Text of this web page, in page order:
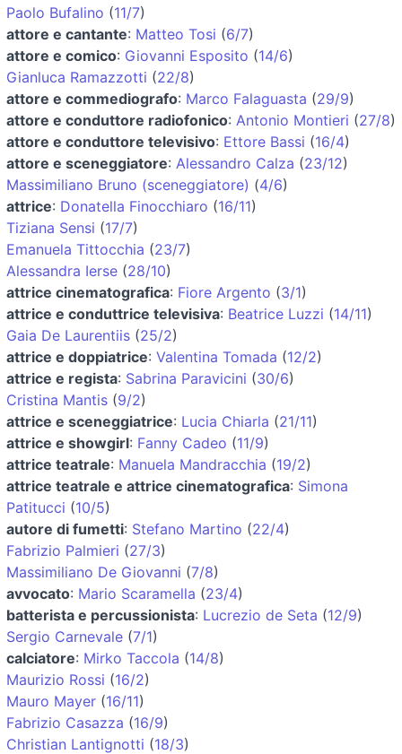
Paolo Bufalino (11/7)
attore e cantante: Matteo Tosi (6/7)
attore e comico: Giovanni Esposito (14/6)
Gianluca Ramazzotti (22/8)
attore e commediografo: Marco Falaguasta (29/9)
attore e conduttore radiofonico: Antonio Montieri (27/8)
attore e conduttore televisivo: Ettore Bassi (16/4)
attore e sceneggiatore: Alessandro Calza (23/12)
Massimiliano Bruno (sceneggiatore) (4/6)
attrice: Donatella Finocchiaro (16/11)
Tiziana Sensi (17/7)
Emanuela Tittocchia (23/7)
Alessandra Ierse (28/10)
attrice cinematografica: Fiore Argento (3/1)
attrice e conduttrice televisiva: Beatrice Luzzi (14/11)
Gaia De Laurentiis (25/2)
attrice e doppiatrice: Valentina Tomada (12/2)
attrice e regista: Sabrina Paravicini (30/6)
Cristina Mantis (9/2)
attrice e sceneggiatrice: Lucia Chiarla (21/11)
attrice e showgirl: Fanny Cadeo (11/9)
attrice teatrale: Manuela Mandracchia (19/2)
attrice teatrale e attrice cinematografica: Simona
Patitucci (10/5)
autore di fumetti: Stefano Martino (22/4)
Fabrizio Palmieri (27/3)
Massimiliano De Giovanni (7/8)
avvocato: Mario Scaramella (23/4)
batterista e percussionista: Lucrezio de Seta (12/9)
Sergio Carnevale (7/1)
calciatore: Mirko Taccola (14/8)
Maurizio Rossi (16/2)
Mauro Mayer (16/11)
Fabrizio Casazza (16/9)
Christian Lantignotti (18/3)